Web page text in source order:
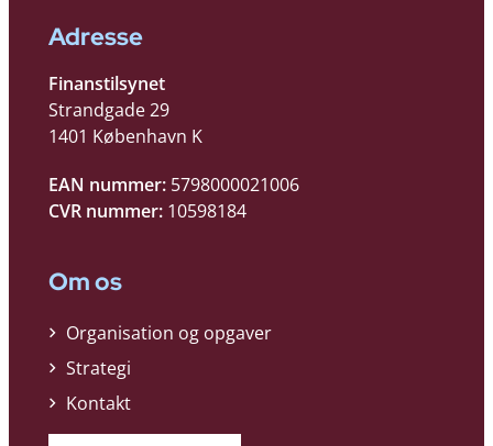
Adresse
Finanstilsynet
Strandgade 29
1401 København K
EAN nummer: 5798000021006
CVR nummer: 10598184
Om os
Organisation og opgaver
Strategi
Kontakt